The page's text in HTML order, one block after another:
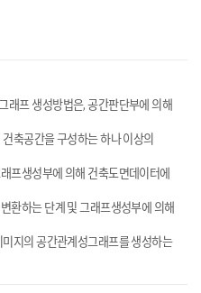
래프 생성방법은, 공간판단부에 의해
축공간을 구성하는 하나 이상의
프생성부에 의해 건축도면데이터에
환하는 단계 및 그래프생성부에 의해
지의 공간관계성그래프를 생성하는